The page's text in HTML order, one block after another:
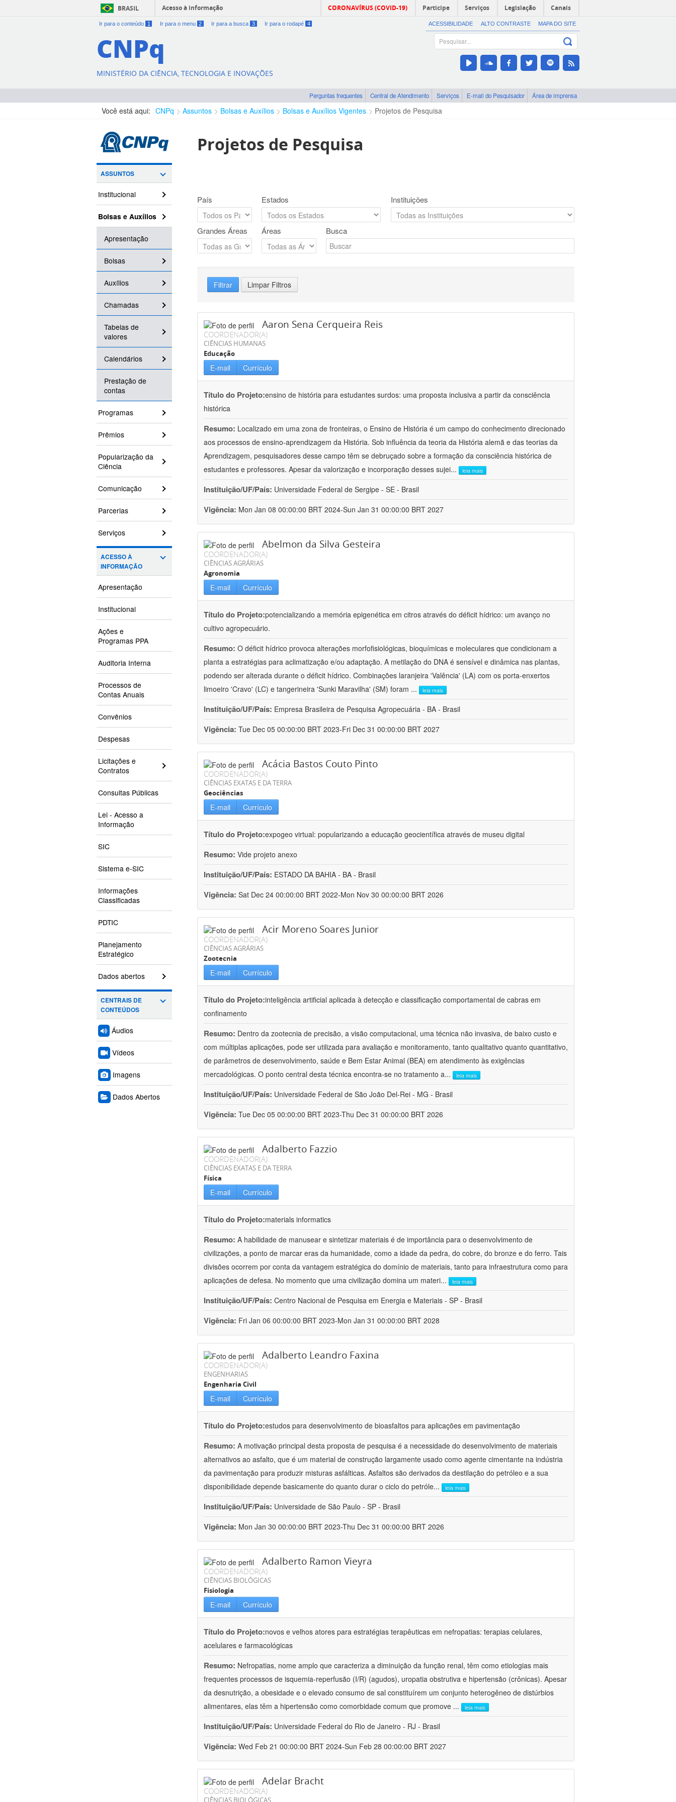
BRASIL Acesso à informação CORONAVÍRUS (COVID-19) Participe Serviços Legislação Canais
Ir para o conteúdo 1 Ir para o menu 2 Ir para a busca 3 Ir para o rodapé 4 ACESSIBILIDADE ALTO CONTRASTE MAPA DO SITE
CNPq
MINISTÉRIO DA CIÊNCIA, TECNOLOGIA E INOVAÇÕES
Perguntas frequentes Central de Atendimento Serviços E-mail do Pesquisador Área de imprensa
Você está aqui: CNPq Assuntos Bolsas e Auxílios Bolsas e Auxílios Vigentes Projetos de Pesquisa
ASSUNTOS
Institucional
Bolsas e Auxílios
Apresentação
Bolsas
Auxílios
Chamadas
Tabelas de
valores
Calendários
Prestação de
contas
Programas
Prêmios
Popularização da
Ciência
Comunicação
Parcerias
Serviços
ACESSO À
INFORMAÇÃO
Apresentação
Institucional
Ações e
Programas PPA
Auditoria Interna
Processos de
Contas Anuais
Convênios
Despesas
Licitações e
Contratos
Consultas Públicas
Lei - Acesso a
Informação
SIC
Sistema e-SIC
Informações
Classificadas
PDTIC
Planejamento
Estratégico
Dados abertos
CENTRAIS DE
CONTEÚDOS
Áudios
Vídeos
Imagens
Dados Abertos
Projetos de Pesquisa
País Estados Instituições
Grandes Áreas Áreas Busca
Filtrar Limpar Filtros
Aaron Sena Cerqueira Reis
COORDENADOR(A)
CIÊNCIAS HUMANAS
Educação
E-mail Currículo
Título do Projeto:ensino de história para estudantes surdos: uma proposta inclusiva a partir da consciência
histórica
Resumo: Localizado em uma zona de fronteiras, o Ensino de História é um campo do conhecimento direcionado
aos processos de ensino-aprendizagem da História. Sob influência da teoria da História alemã e das teorias da
Aprendizagem, pesquisadores desse campo têm se debruçado sobre a formação da consciência histórica de
estudantes e professores. Apesar da valorização e incorporação desses sujei... leia mais
Instituição/UF/País: Universidade Federal de Sergipe - SE - Brasil
Vigência: Mon Jan 08 00:00:00 BRT 2024-Sun Jan 31 00:00:00 BRT 2027
Abelmon da Silva Gesteira
COORDENADOR(A)
CIÊNCIAS AGRÁRIAS
Agronomia
E-mail Currículo
Título do Projeto:potencializando a memória epigenética em citros através do déficit hídrico: um avanço no
cultivo agropecuário.
Resumo: O déficit hídrico provoca alterações morfofisiológicas, bioquímicas e moleculares que condicionam a
planta a estratégias para aclimatização e/ou adaptação. A metilação do DNA é sensível e dinâmica nas plantas,
podendo ser alterada durante o déficit hídrico. Combinações laranjeira 'Valência' (LA) com os porta-enxertos
limoeiro 'Cravo' (LC) e tangerineira 'Sunki Maravilha' (SM) foram ... leia mais
Instituição/UF/País: Empresa Brasileira de Pesquisa Agropecuária - BA - Brasil
Vigência: Tue Dec 05 00:00:00 BRT 2023-Fri Dec 31 00:00:00 BRT 2027
Acácia Bastos Couto Pinto
COORDENADOR(A)
CIÊNCIAS EXATAS E DA TERRA
Geociências
E-mail Currículo
Título do Projeto:expogeo virtual: popularizando a educação geocientífica através de museu digital
Resumo: Vide projeto anexo
Instituição/UF/País: ESTADO DA BAHIA - BA - Brasil
Vigência: Sat Dec 24 00:00:00 BRT 2022-Mon Nov 30 00:00:00 BRT 2026
Acir Moreno Soares Junior
COORDENADOR(A)
CIÊNCIAS AGRÁRIAS
Zootecnia
E-mail Currículo
Título do Projeto:inteligência artificial aplicada à detecção e classificação comportamental de cabras em
confinamento
Resumo: Dentro da zootecnia de precisão, a visão computacional, uma técnica não invasiva, de baixo custo e
com múltiplas aplicações, pode ser utilizada para avaliação e monitoramento, tanto qualitativo quanto quantitativo,
de parâmetros de desenvolvimento, saúde e Bem Estar Animal (BEA) em atendimento às exigências
mercadológicas. O ponto central desta técnica encontra-se no tratamento a... leia mais
Instituição/UF/País: Universidade Federal de São João Del-Rei - MG - Brasil
Vigência: Tue Dec 05 00:00:00 BRT 2023-Thu Dec 31 00:00:00 BRT 2026
Adalberto Fazzio
COORDENADOR(A)
CIÊNCIAS EXATAS E DA TERRA
Física
E-mail Currículo
Título do Projeto:materials informatics
Resumo: A habilidade de manusear e sintetizar materiais é de importância para o desenvolvimento de
civilizações, a ponto de marcar eras da humanidade, como a idade da pedra, do cobre, do bronze e do ferro. Tais
divisões ocorrem por conta da vantagem estratégica do domínio de materiais, tanto para infraestrutura como para
aplicações de defesa. No momento que uma civilização domina um materi... leia mais
Instituição/UF/País: Centro Nacional de Pesquisa em Energia e Materiais - SP - Brasil
Vigência: Fri Jan 06 00:00:00 BRT 2023-Mon Jan 31 00:00:00 BRT 2028
Adalberto Leandro Faxina
COORDENADOR(A)
ENGENHARIAS
Engenharia Civil
E-mail Currículo
Título do Projeto:estudos para desenvolvimento de bioasfaltos para aplicações em pavimentação
Resumo: A motivação principal desta proposta de pesquisa é a necessidade do desenvolvimento de materiais
alternativos ao asfalto, que é um material de construção largamente usado como agente cimentante na indústria
da pavimentação para produzir misturas asfálticas. Asfaltos são derivados da destilação do petróleo e a sua
disponibilidade depende basicamente do quanto durar o ciclo do petróle... leia mais
Instituição/UF/País: Universidade de São Paulo - SP - Brasil
Vigência: Mon Jan 30 00:00:00 BRT 2023-Thu Dec 31 00:00:00 BRT 2026
Adalberto Ramon Vieyra
COORDENADOR(A)
CIÊNCIAS BIOLÓGICAS
Fisiologia
E-mail Currículo
Título do Projeto:novos e velhos atores para estratégias terapêuticas em nefropatias: terapias celulares,
acelulares e farmacológicas
Resumo: Nefropatias, nome amplo que caracteriza a diminuição da função renal, têm como etiologias mais
frequentes processos de isquemia-reperfusão (I/R) (agudos), uropatia obstrutiva e hipertensão (crônicas). Apesar
da desnutrição, a obesidade e o elevado consumo de sal constituírem um conjunto heterogêneo de distúrbios
alimentares, elas têm a hipertensão como comorbidade comum que promove ... leia mais
Instituição/UF/País: Universidade Federal do Rio de Janeiro - RJ - Brasil
Vigência: Wed Feb 21 00:00:00 BRT 2024-Sun Feb 28 00:00:00 BRT 2027
Adelar Bracht
COORDENADOR(A)
CIÊNCIAS BIOLÓGICAS